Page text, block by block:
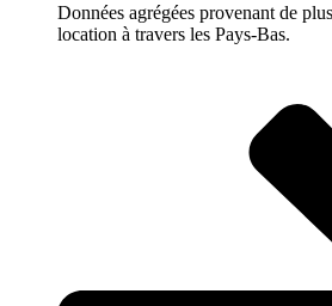
Données agrégées provenant de
location à travers les Pays-Bas.